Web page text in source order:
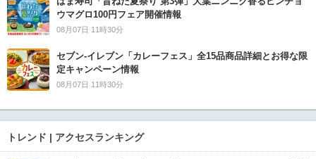
ウマグロ100円フェア開催情報
08月07日 11時30分
セブン‐イレブン「カレーフェス」全15品商品詳細とお得な限
定キャンペーン情報
08月07日 11時30分
トレンド | アクセスランキング